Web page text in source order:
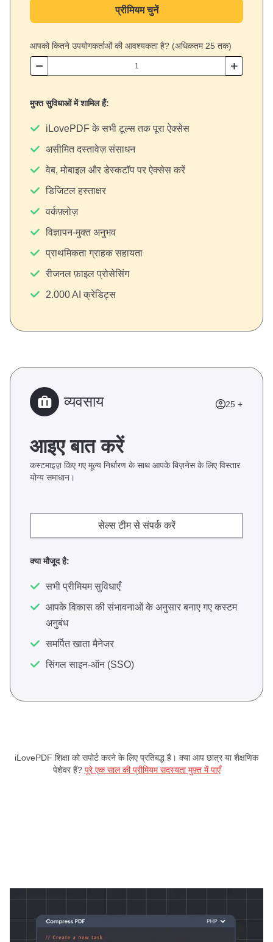
प्रीमियम चुनें
आपको कितने उपयोगकर्ताओं की आवश्यकता है? (अधिकतम 25 तक)
मुफ्त सुविधाओं में शामिल हैं:
iLovePDF के सभी टूल्स तक पूरा ऐक्सेस
असीमित दस्तावेज़ संसाधन
वेब, मोबाइल और डेस्कटॉप पर ऐक्सेस करें
डिजिटल हस्ताक्षर
वर्कफ़्लोज़
विज्ञापन-मुक्त अनुभव
प्राथमिकता ग्राहक सहायता
रीजनल फ़ाइल प्रोसेसिंग
2.000 AI क्रेडिट्स
व्यवसाय 25 +
आइए बात करें
कस्टमाइज़ किए गए मूल्य निर्धारण के साथ आपके बिज़नेस के लिए विस्तार
योग्य समाधान।
सेल्स टीम से संपर्क करें
क्या मौजूद है:
सभी प्रीमियम सुविधाएँ
आपके विकास की संभावनाओं के अनुसार बनाए गए कस्टम
अनुबंध
समर्पित खाता मैनेजर
सिंगल साइन-ऑन (SSO)
iLovePDF शिक्षा को सपोर्ट करने के लिए प्रतिबद्ध है। क्या आप छात्र या शैक्षणिक
पेशेवर हैं? पूरे एक साल की प्रीमियम सदस्यता मुफ़्त में पाएँ